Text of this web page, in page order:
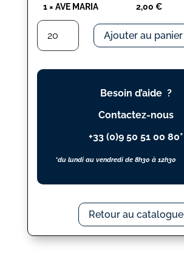
1× AVE MARIA 2,00 €
quantité
AVE
MARIA
Ajouter au panier
Besoin d’aide ?
Contactez-nous
+33 (0)9 50 51 00 80*
*du lundi au vendredi de 8h30 à 12h30
Retour au catalogue